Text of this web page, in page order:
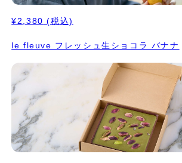
¥2,380 (税込)
le fleuve フレッシュ生ショコラ バナナ